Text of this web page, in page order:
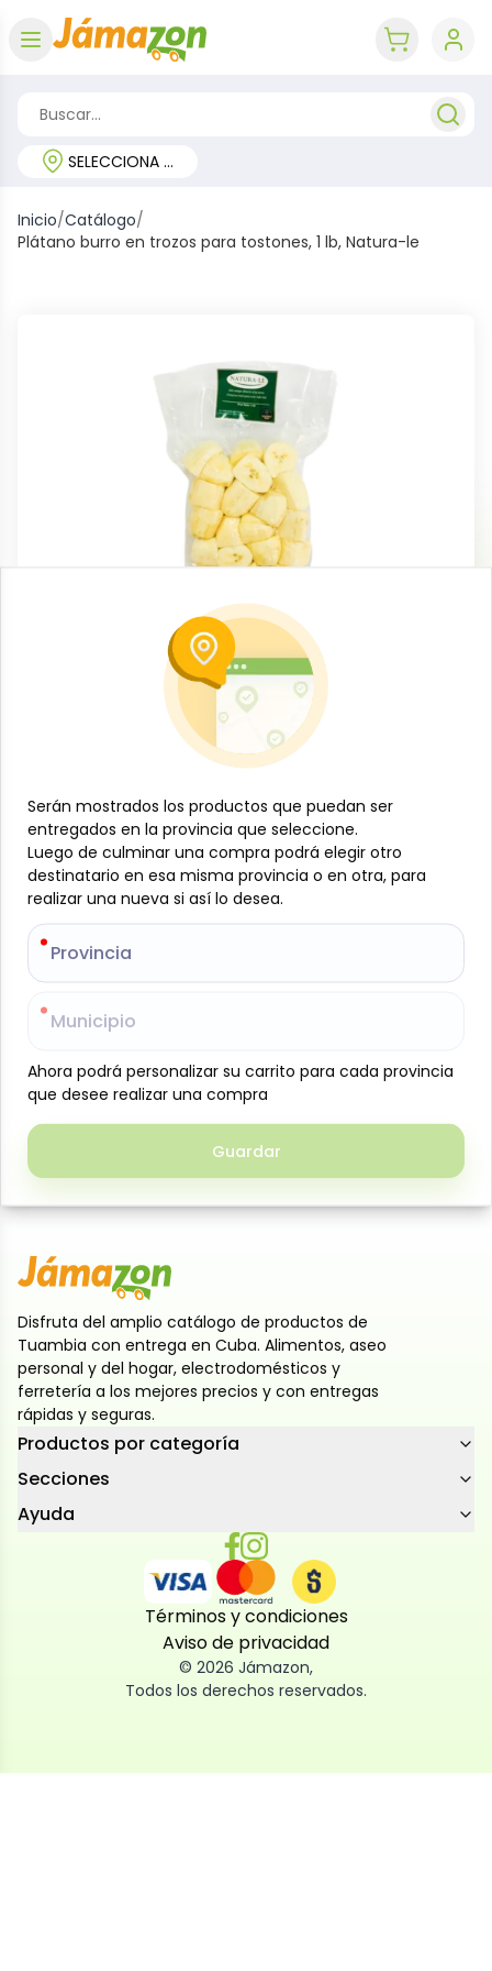
SELECCIONA TU REGIÓN
Inicio/Catálogo/
Plátano burro en trozos para tostones, 1 lb, Natura-le
Frutas, vegetales y viandas
Plátano burro en trozos para tostones, 1
B-JAM-001-1433
$1
Especificaciones
- +
Plátano burro en trozos para tostones, 1 lb, Natura-
le, práctico y listo para cocinar, elaborado con
plátanos seleccionados en su punto ideal de
frescura y cortados en piezas uniformes que
preparar tostones crujientes por fuera y suaves por
dentro, con sabor auténtico y textura firme, ideal
Disfruta del amplio catálogo de productos de
Tuambia con entrega en Cuba. Alimentos, aseo
personal y del hogar, electrodomésticos y
ferretería a los mejores precios y con entregas
rápidas y seguras.
Productos por categoría
Secciones
Ayuda
Términos y condiciones
Aviso de privacidad
© 2026 Jámazon,
Todos los derechos reservados.
Serán mostrados los productos que puedan ser
entregados en la provincia que seleccione.
Luego de culminar una compra podrá elegir otro
destinatario en esa misma provincia o en otra, para
realizar una nueva si así lo desea.
Provincia
Municipio
Ahora podrá personalizar su carrito para cada provincia
que desee realizar una compra
Guardar
Serán mostrados los productos que puedan ser
entregados en la provincia que seleccione.
Luego de culminar una compra podrá elegir otro
destinatario en esa misma provincia o en otra, para
realizar una nueva si así lo desea.
Provincia
Municipio
Ahora podrá personalizar su carrito para cada provincia
que desee realizar una compra
Guardar